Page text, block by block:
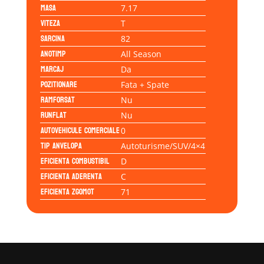
Masa 7.17
Viteza T
Sarcina 82
Anotimp All Season
Marcaj Da
Pozitionare Fata + Spate
Ramforsat Nu
Runflat Nu
Autovehicule comerciale0
Tip anvelopa Autoturisme/SUV/4×4
Eficienta Combustibil D
Eficienta Aderenta C
Eficienta Zgomot 71